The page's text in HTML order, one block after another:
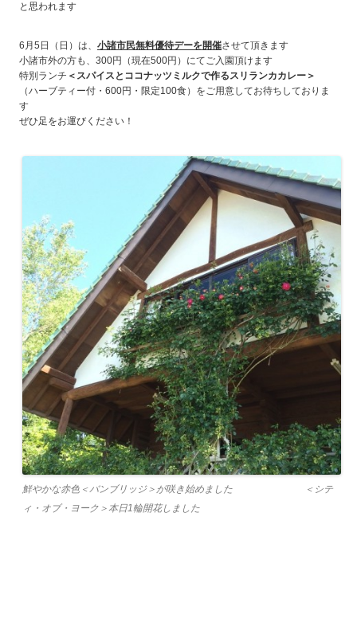
と思われます
6月5日（日）は、 小諸市民無料優待デーを開催させて頂きます
小諸市外の方も、300円（現在500円）にてご入園頂けます
特別ランチ ＜スパイスとココナッツミルクで作るスリランカカレー＞
（ハーブティー付・600円・限定100食）をご用意してお待ちしておりま
す
ぜひ足をお運びください！
鮮やかな赤色＜バンブリッジ＞が咲き始めました ＜シテ
ィ・オブ・ヨーク＞本日1輪開花しました